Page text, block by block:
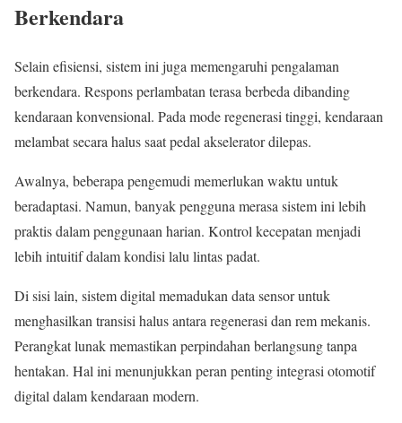
Berkendara
Selain efisiensi, sistem ini juga memengaruhi pengalaman
berkendara. Respons perlambatan terasa berbeda dibanding
kendaraan konvensional. Pada mode regenerasi tinggi, kendaraan
melambat secara halus saat pedal akselerator dilepas.
Awalnya, beberapa pengemudi memerlukan waktu untuk
beradaptasi. Namun, banyak pengguna merasa sistem ini lebih
praktis dalam penggunaan harian. Kontrol kecepatan menjadi
lebih intuitif dalam kondisi lalu lintas padat.
Di sisi lain, sistem digital memadukan data sensor untuk
menghasilkan transisi halus antara regenerasi dan rem mekanis.
Perangkat lunak memastikan perpindahan berlangsung tanpa
hentakan. Hal ini menunjukkan peran penting integrasi otomotif
digital dalam kendaraan modern.